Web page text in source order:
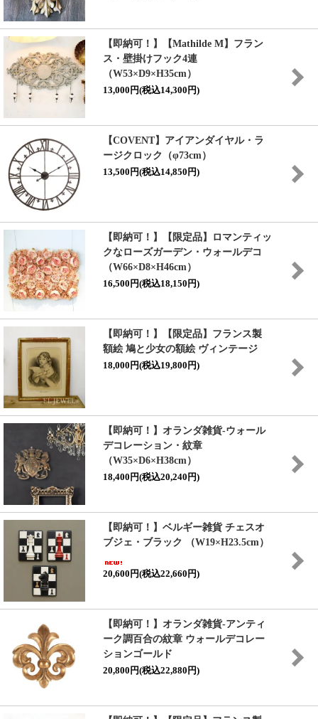
【即納可！】【Mathilde M】フラン
ス・壁掛けフック4連
（W53×D9×H35cm）
13,000円(税込14,300円)
【COVENT】アイアンダイヤル・ラ
ージクロック（φ73cm）
13,500円(税込14,850円)
【即納可！】【限定品】ロマンティッ
クなローズガーデン・ウォールデコ
（W66×D8×H46cm）
16,500円(税込18,150円)
【即納可！】【限定品】フランス製
額絵 鳩と少女の額絵 ヴィンテージ
18,000円(税込19,800円)
【即納可！】オランダ雑貨-ウォール
デコレーション・紋章
（W35×D6×H38cm）
18,400円(税込20,240円)
【即納可！】ベルギー雑貨 チェスオ
ブジェ・ブラック （W19×H23.5cm）
20,600円(税込22,660円)
【即納可！】オランダ雑貨-アンティ
ーク調百合の紋章 ウォールデコレー
ションゴールド
20,800円(税込22,880円)